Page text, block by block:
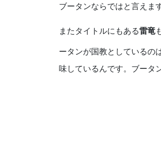
ブータンならではと言えます
またタイトルにもある雷竜
ータンが国教としているの
味しているんです。ブータ